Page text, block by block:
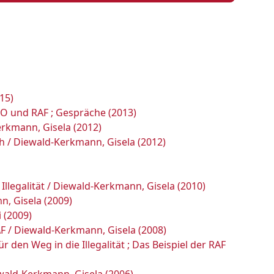
und RAF ; Gespräche (2013)
Gisela (2012)
/ Diewald-Kerkmann, Gisela (2012)
/ Diewald-Kerkmann, Gisela (2010)
Gisela (2009)
Diewald-Kerkmann, Gisela (2008)
Weg in die Illegalität ; Das Beispiel der RAF